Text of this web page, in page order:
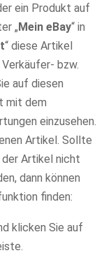
ein Produkt auf
„Mein eBay“ in
“ diese Artikel
bzw.
auf diesen
mit dem
einzusehen.
Artikel. Sollte
der Artikel nicht
dann können
finden:
klicken Sie auf